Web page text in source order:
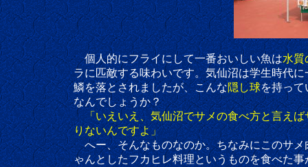
個人的にフライにして一番おいしい魚は水質
ラに匹敵する味わいです。気仙沼は学生時代に一
鱗を落とされましたが、こんな隠し球を持って
なんでしょうか？
「いえいえ、気仙沼でサメの食べ方と言え
りないんですよ」
へー、そんなものなのか。ちなみにこのサメ
ゃんとしたフカヒレ料理というものを食べた事が